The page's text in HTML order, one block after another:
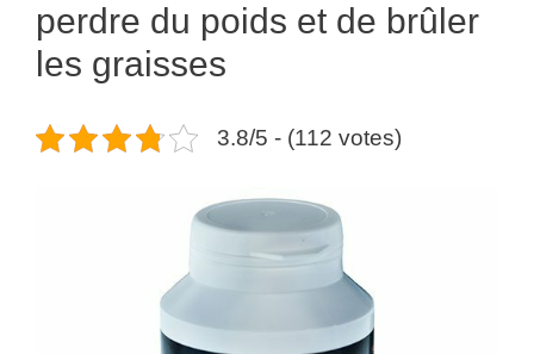
perdre du poids et de brûler
les graisses
3.8/5 - (112 votes)